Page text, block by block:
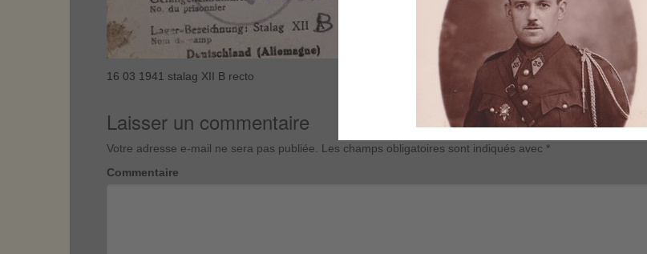
16 03 1941 stalag XII B recto
Laisser un commentaire
Votre adresse e-mail ne sera pas publiée. Les champs obligatoires sont indiqués avec *
Commentaire